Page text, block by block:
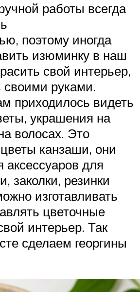
работы всегда
поэтому иногда
изюминку в наш
свой интерьер,
руками.
приходилось видеть
украшения на
волосах. Это
канзаши, они
аксессуаров для
заколки, резинки
изготавливать
цветочные
интерьер. Так
сделаем георгины